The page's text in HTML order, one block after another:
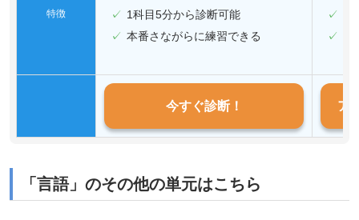
特徴
1科目5分から診断可能
本番さながらに練習できる
今すぐ診断！ ア
「 言語」のその他の単元はこちら